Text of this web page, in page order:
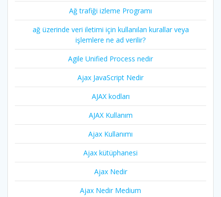
Ağ trafiği izleme Programı
ağ üzerinde veri iletimi için kullanılan kurallar veya
işlemlere ne ad verilir?
Agile Unified Process nedir
Ajax JavaScript Nedir
AJAX kodları
AJAX Kullanım
Ajax Kullanımı
Ajax kütüphanesi
Ajax Nedir
Ajax Nedir Medium